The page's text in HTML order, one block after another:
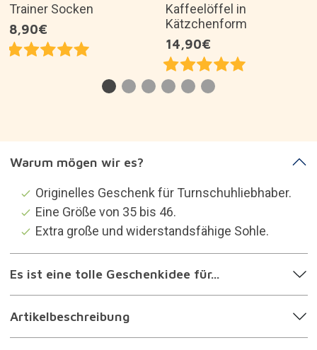
Trainer Socken
8,90€
Kaffeelöffel in
Kätzchenform
14,90€
Warum mögen wir es?
Originelles Geschenk für Turnschuhliebhaber.
Eine Größe von 35 bis 46.
Extra große und widerstandsfähige Sohle.
Es ist eine tolle Geschenkidee für...
Artikelbeschreibung